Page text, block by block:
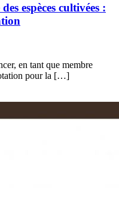
espèces cultivées :
en tant que membre
pour la […]